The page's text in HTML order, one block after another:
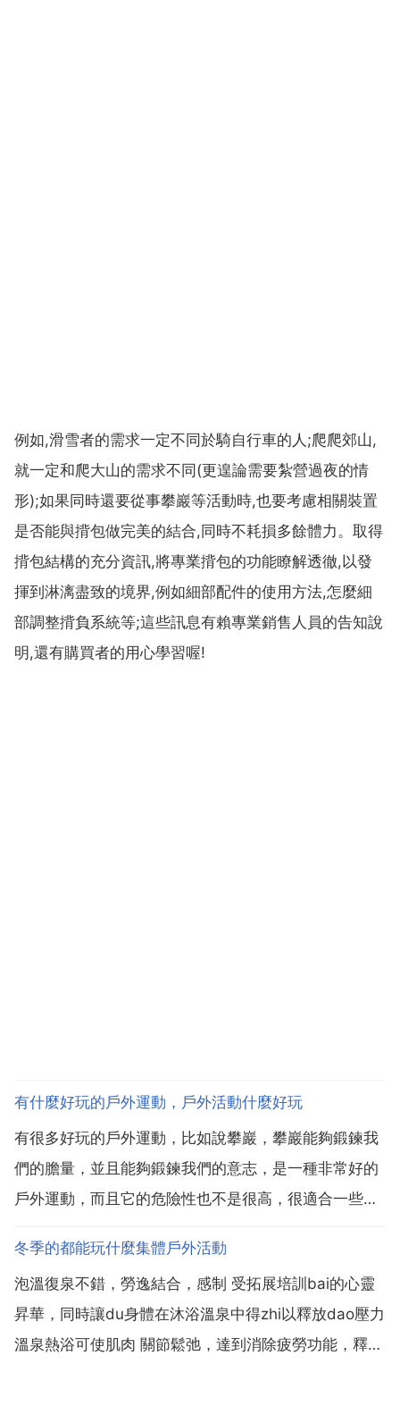
例如,滑雪者的需求一定不同於騎自行車的人;爬爬郊山,
就一定和爬大山的需求不同(更遑論需要紮營過夜的情
形);如果同時還要從事攀巖等活動時,也要考慮相關裝置
是否能與揹包做完美的結合,同時不耗損多餘體力。取得
揹包結構的充分資訊,將專業揹包的功能瞭解透徹,以發
揮到淋漓盡致的境界,例如細部配件的使用方法,怎麼細
部調整揹負系統等;這些訊息有賴專業銷售人員的告知說
明,還有購買者的用心學習喔!
有什麼好玩的戶外運動，戶外活動什麼好玩
有很多好玩的戶外運動，比如說攀巖，攀巖能夠鍛鍊我
們的膽量，並且能夠鍛鍊我們的意志，是一種非常好的
戶外運動，而且它的危險性也不是很高，很適合一些孩
呀，都是一些很不錯的戶外運動，能夠挑戰我們自身的
極限。我覺得好玩的戶外運動就有衝浪這些或者是滑
雪，這都是比較...
冬季的都能玩什麼集體戶外活動
泡溫復泉不錯，勞逸結合，感制 受拓展培訓bai的心靈
昇華，同時讓du身體在沐浴溫泉中得zhi以釋放dao壓力
溫泉熱浴可使肌肉 關節鬆弛，達到消除疲勞功能，釋放